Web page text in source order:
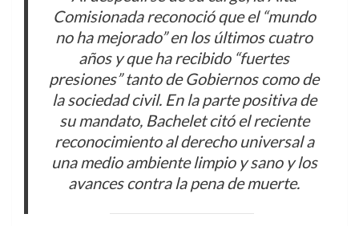
Comisionada reconoció que el “mundo
no ha mejorado” en los últimos cuatro
años y que ha recibido “fuertes
presiones” tanto de Gobiernos como de
la sociedad civil. En la parte positiva de
su mandato, Bachelet citó el reciente
reconocimiento al derecho universal a
una medio ambiente limpio y sano y los
avances contra la pena de muerte.